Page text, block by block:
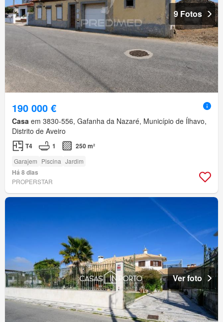
9 Fotos
190 000 €
Casa em 3830-556, Gafanha da Nazaré, Município de Ílhavo,
Distrito de Aveiro
T4 1 250 m²
Garajem Piscina Jardim
Há 8 dias
PROPERSTAR
Ver foto